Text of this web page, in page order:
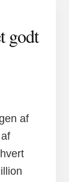
godt
af